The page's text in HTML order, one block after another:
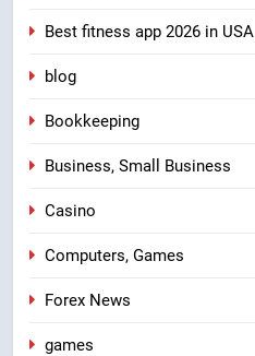
Best fitness app 2026 in USA
blog
Bookkeeping
Business, Small Business
Casino
Computers, Games
Forex News
games